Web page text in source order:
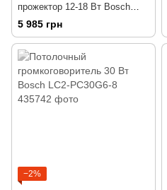
прожектор 12-18 Вт Bosch
LBC3430/03
5 985 грн
−2%